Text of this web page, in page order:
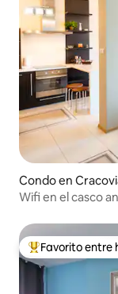
Condo en
Wifi en el casco
Favorito entre
Favorito entre